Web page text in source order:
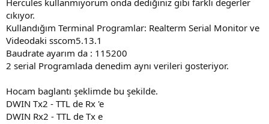
cıkıyor.
Kullandığım Terminal Programlar: Realterm Serial Monitor ve
Videodaki sscom5.13.1
Baudrate ayarım da : 115200
2 serial Programlada denedim aynı verileri gosteriyor.
Hocam baglantı şeklimde bu şekilde.
DWIN Tx2 - TTL de Rx 'e
DWIN Rx2 - TTL de Tx e